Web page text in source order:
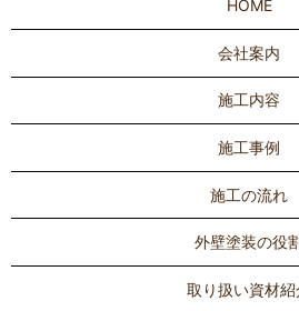
HOME
会社案内
施工内容
施工事例
施工の流れ
外壁塗装の役
取り扱い資材紹